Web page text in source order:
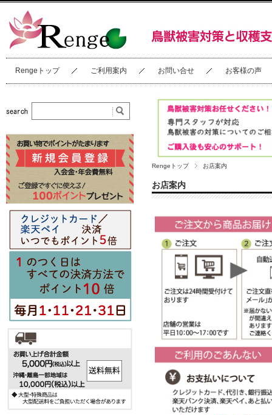
Rengeトップ ご利用案内 お問い合せ お客様の声
Rengeトップ お店案内
お店案内